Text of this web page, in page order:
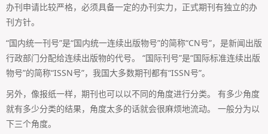
办刊申请比较严格，必须具备一定的办刊实力，正式期刊有独立的办
刊方针。
“国内统一刊号”是“国内统一连续出版物号”的简称“CN号”，是新闻出版
行政部门分配给连续出版物的代号。 “国际刊号”是“国际标准连续出版
物号”的简称“ISSN号”，我国大多数期刊都有“ISSN号”。
另外，像报纸一样，期刊也可以以不同的角度进行分类。 有多少角度
就有多少分类的结果，角度太多的话就会很麻烦地流动。 一般分为以
下三个角度。